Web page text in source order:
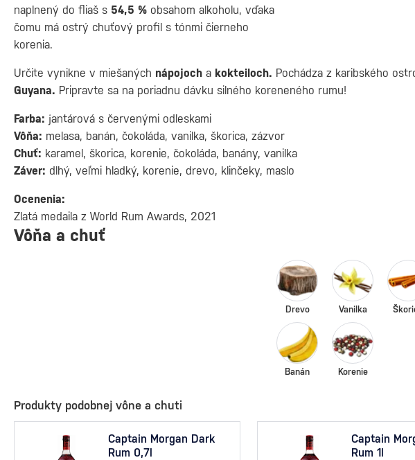
naplnený do fliaš s 54,5 % obsahom alkoholu, vďaka
čomu má ostrý chuťový profil s tónmi čierneho
korenia.
Určite vynikne v miešaných nápojoch a kokteiloch. Pochádza z karibského
Guyana. Pripravte sa na poriadnu dávku silného koreneného rumu!
Farba: jantárová s červenými odleskami
Vôňa: melasa, banán, čokoláda, vanilka, škorica, zázvor
Chuť: karamel, škorica, korenie, čokoláda, banány, vanilka
Záver: dlhý, veľmi hladký, korenie, drevo, klinčeky, maslo
Ocenenia:
Zlatá medaila z World Rum Awards, 2021
Vôňa a chuť
Drevo Vanilka
Banán Korenie
Produkty podobnej vône a chuti
Captain Morgan Dark
Rum 0,7l
Captain
Rum 1l